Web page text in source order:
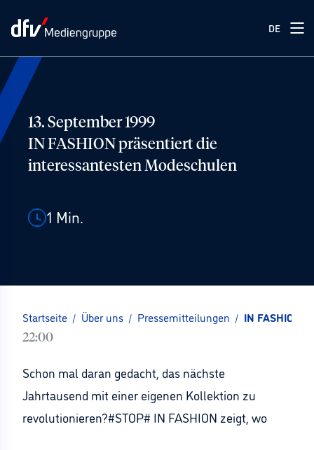
DE
13. September 1999
IN FASHION präsentiert die
interessantesten Modeschulen
1 Min.
Startseite / Über uns / Pressemitteilungen / IN FASHION
22:00
Schon mal daran gedacht, das nächste
Jahrtausend mit einer eigenen Kollektion zu
revolutionieren?#STOP# IN FASHION zeigt, wo